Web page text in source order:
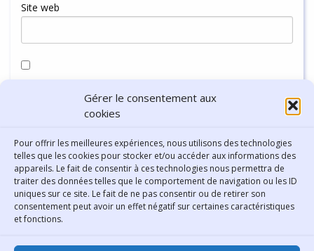
Gérer le consentement aux
cookies
Pour offrir les meilleures expériences, nous utilisons des technologies
telles que les cookies pour stocker et/ou accéder aux informations des
appareils. Le fait de consentir à ces technologies nous permettra de
traiter des données telles que le comportement de navigation ou les ID
uniques sur ce site. Le fait de ne pas consentir ou de retirer son
consentement peut avoir un effet négatif sur certaines caractéristiques
et fonctions.
Site web
navigateur pour mon prochain commentaire.